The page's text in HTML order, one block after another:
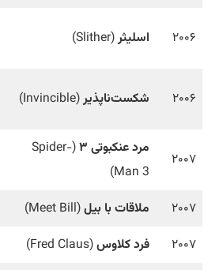
۲۰۰۶ اسلیثر(Slither)
۲۰۰۶ شکست‌ناپذیر(Invincible)
۲۰۰۷
مرد عنکبوتی ۳
(Spider-
Man 3)
۲۰۰۷ ملاقات با بیل(Meet Bill)
۲۰۰۷
فرد کلاوس(Fred Claus)